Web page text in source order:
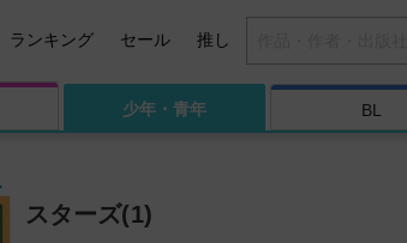
ランキング セール 推し
少年・ 青年 BL
スターズ(1)